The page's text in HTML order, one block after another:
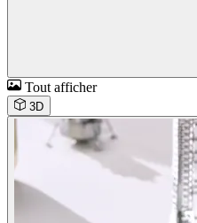
Tout afficher
3D